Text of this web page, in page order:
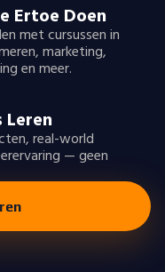
Ertoe Doen
met cursussen in
marketing,
en meer.
real-world
— geen